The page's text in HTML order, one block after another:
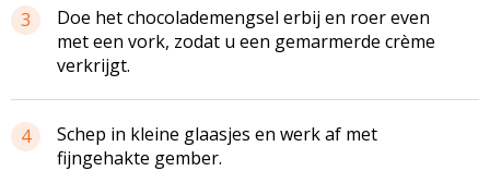
3
Doe het chocolademengsel erbij en roer even
met een vork, zodat u een gemarmerde crème
verkrijgt.
4
Schep in kleine glaasjes en werk af met
fijngehakte gember.